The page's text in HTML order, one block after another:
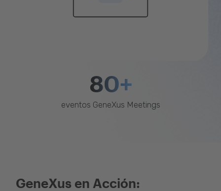
80+
eventos GeneXus Meetings
GeneXus en Acción: